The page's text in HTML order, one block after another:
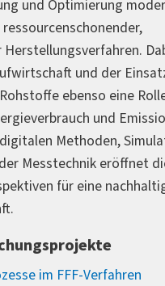
und Optimierung
und der
ebenso eine
und
Methoden,
Messtechnik eröffnet
für eine
im FFF-Verfahren